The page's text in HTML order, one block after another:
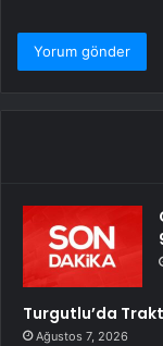
Turgutlu’da
Ağustos 7, 2026